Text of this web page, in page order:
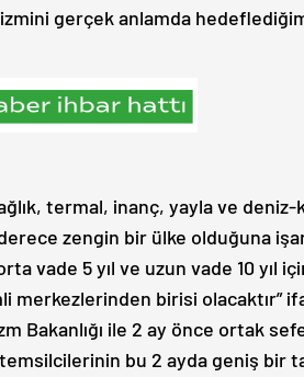
gerçek anlamda
termal, inanç, yayla ve
zengin bir ülke olduğuna
vade 5 yıl ve uzun vade 10 yıl
merkezlerinden birisi olacaktır”
Bakanlığı ile 2 ay önce ortak
bu 2 ayda geniş bir